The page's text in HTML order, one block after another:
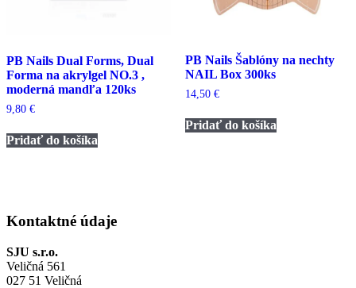
PB Nails Dual Forms, Dual
Forma na akrylgel NO.3 ,
moderná mandľa 120ks
9,80 €
Pridať do košíka
PB Nails Šablóny na nechty
NAIL Box 300ks
14,50 €
Pridať do košíka
Kontaktné údaje
SJU s.r.o.
Veličná 561
027 51 Veličná